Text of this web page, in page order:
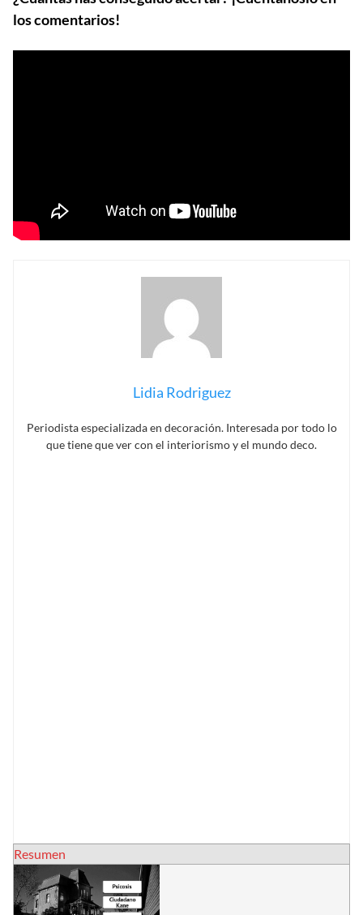
los comentarios!
Lidia Rodriguez
Periodista especializada en decoración. Interesada por todo lo
que tiene que ver con el interiorismo y el mundo deco.
Resumen